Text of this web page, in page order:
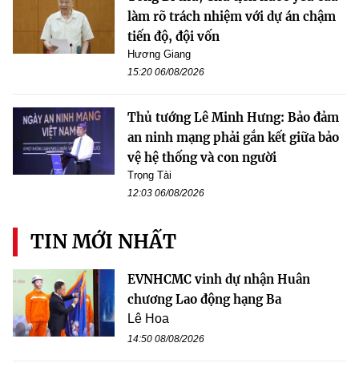
làm rõ trách nhiệm với dự án chậm
tiến độ, đội vốn
Hương Giang
15:20 06/08/2026
Thủ tướng Lê Minh Hưng: Bảo đảm
an ninh mạng phải gắn kết giữa bảo
vệ hệ thống và con người
Trọng Tài
12:03 06/08/2026
TIN MỚI NHẤT
EVNHCMC vinh dự nhận Huân
chương Lao động hạng Ba
Lê Hoa
14:50 08/08/2026